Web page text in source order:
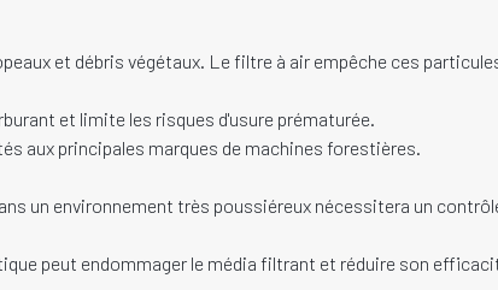
et débris végétaux. Le filtre à air empêche ces
et limite les risques d'usure prématurée.
aux principales marques de machines forestières.
un environnement très poussiéreux nécessitera un
peut endommager le média filtrant et réduire son